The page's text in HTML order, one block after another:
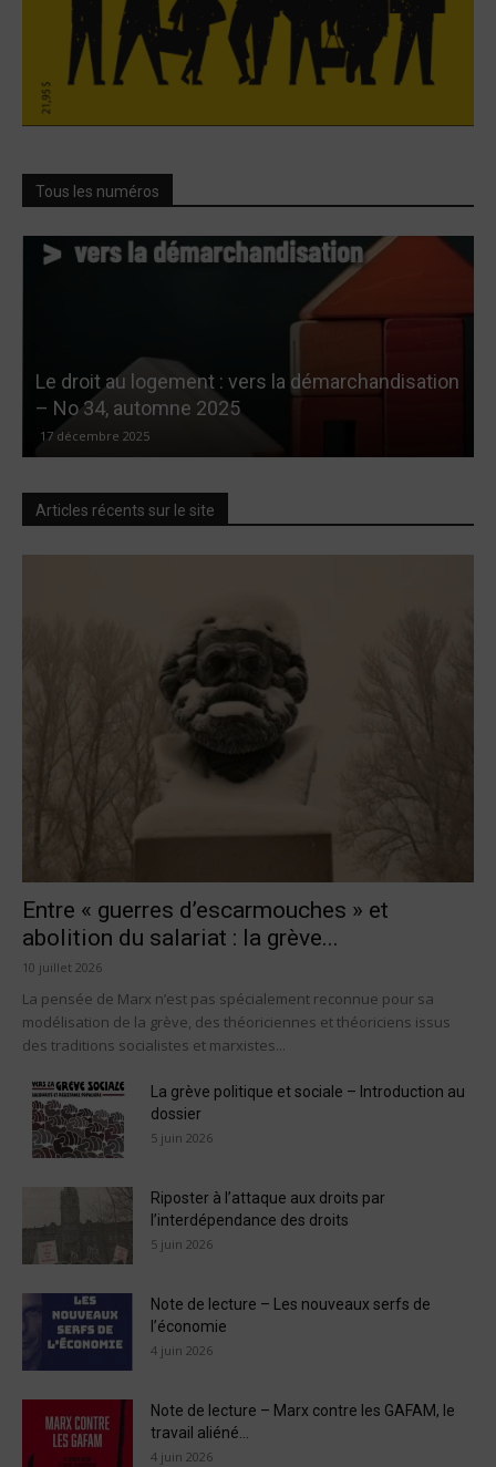
Tous les numéros
Le droit au logement : vers la démarchandisation
– No 34, automne 2025
17 décembre 2025
Articles récents sur le site
Entre « guerres d’escarmouches » et
abolition du salariat : la grève...
10 juillet 2026
La pensée de Marx n’est pas spécialement reconnue pour sa
modélisation de la grève, des théoriciennes et théoriciens issus
des traditions socialistes et marxistes...
La grève politique et sociale – Introduction au
dossier
5 juin 2026
Riposter à l’attaque aux droits par
l’interdépendance des droits
5 juin 2026
Note de lecture – Les nouveaux serfs de
l’économie
4 juin 2026
Note de lecture – Marx contre les GAFAM, le
travail aliéné...
4 juin 2026